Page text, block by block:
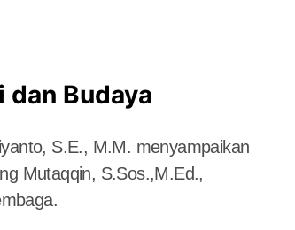
dan Budaya
S.E., M.M. menyampaikan
Mutaqqin, S.Sos.,M.Ed.,